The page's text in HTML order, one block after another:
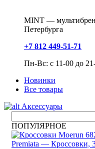
MINT —
Петербурга
+7 812 449-51-71
Пн-Вс: с 11-00 до
Новинки
Все товары
Аксессуары
ПОПУЛЯРНОЕ